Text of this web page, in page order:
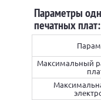
Параметры
печатных плат:
Максимальный